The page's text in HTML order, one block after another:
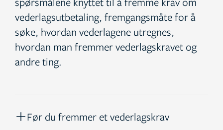
vederlagsutbetaling, fremgangsmåte for å
søke, hvordan vederlagene utregnes,
hvordan man fremmer vederlagskravet og
andre ting.
Før du fremmer et vederlagskrav